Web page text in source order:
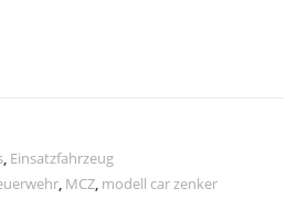
, Einsatzfahrzeug
, MCZ, modell car zenker